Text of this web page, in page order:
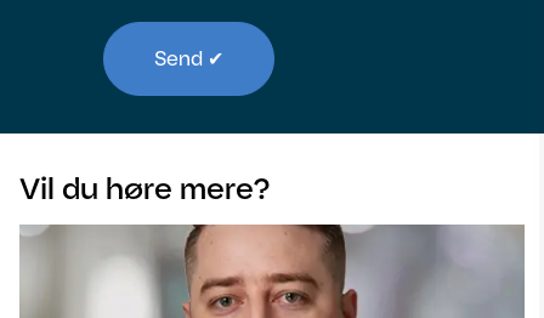
Vil du høre mere?